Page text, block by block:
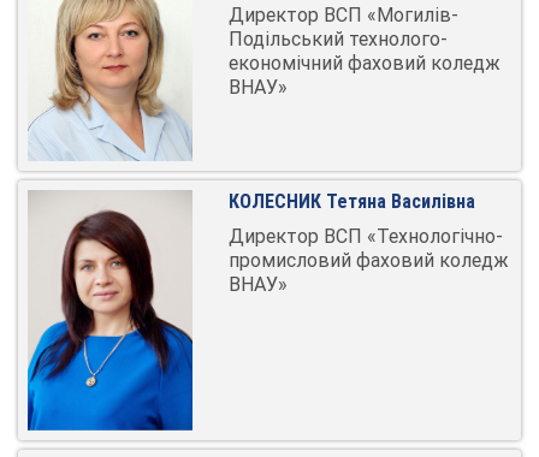
Директор ВСП «Могилів-
Подільський технолого-
економічний фаховий коледж
ВНАУ»
КОЛЕСНИК Тетяна Василівна
Директор ВСП «Технологічно-
промисловий фаховий коледж
ВНАУ»